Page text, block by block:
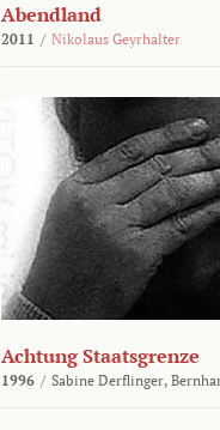
Abendland
2011 / Nikolaus Geyrhalter
Achtung Staatsgrenze
1996 / Sabine Derflinger,